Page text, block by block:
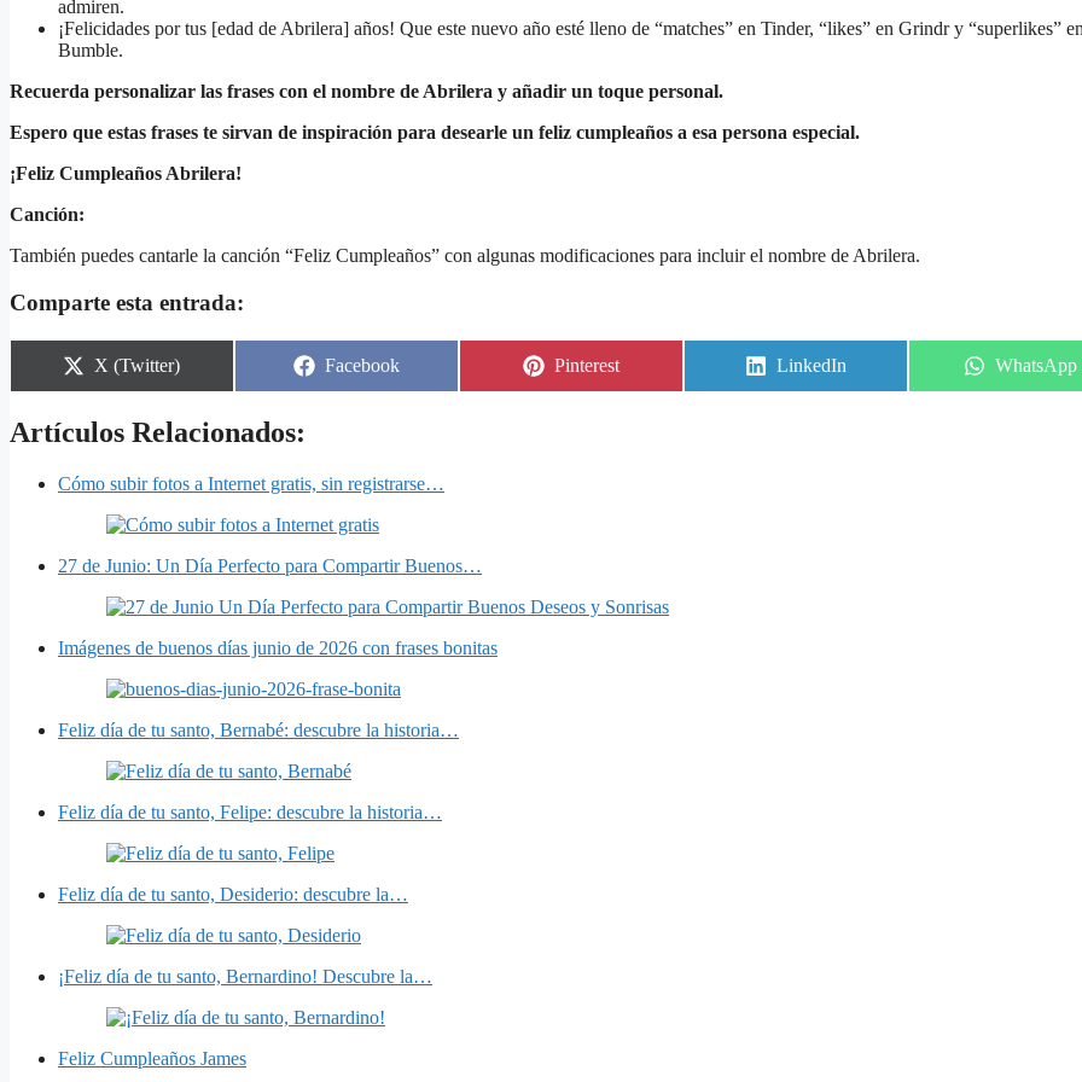
admiren.
¡Felicidades por tus [edad de Abrilera] años! Que este nuevo año esté lleno de “matches” en Tinder, “likes” en Grindr y “superlikes”
Bumble.
Recuerda personalizar las frases con el nombre de Abrilera y añadir un toque personal.
Espero que estas frases te sirvan de inspiración para desearle un feliz cumpleaños a esa persona especial.
¡Feliz Cumpleaños Abrilera!
Canción:
También puedes cantarle la canción “Feliz Cumpleaños” con algunas modificaciones para incluir el nombre de Abrilera.
Comparte esta entrada:
Share
X (Twitter)
Share
Facebook
Share
Pinterest
Share
LinkedIn
Share
WhatsApp
Artículos Relacionados:
Cómo subir fotos a Internet gratis, sin registrarse…
27 de Junio: Un Día Perfecto para Compartir Buenos…
Imágenes de buenos días junio de 2026 con frases bonitas
Feliz día de tu santo, Bernabé: descubre la historia…
Feliz día de tu santo, Felipe: descubre la historia…
Feliz día de tu santo, Desiderio: descubre la…
¡Feliz día de tu santo, Bernardino! Descubre la…
Feliz Cumpleaños James